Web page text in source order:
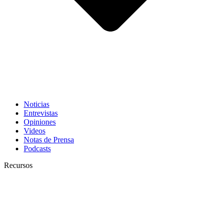
Noticias
Entrevistas
Opiniones
Videos
Notas de Prensa
Podcasts
Recursos